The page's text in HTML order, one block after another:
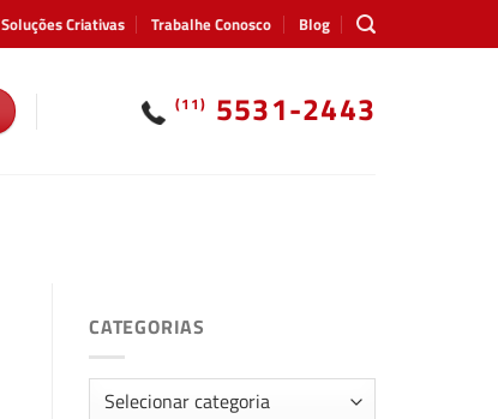
Soluções Criativas Trabalhe Conosco Blog
(11) 5531-2443
CATEGORIAS
Categorias